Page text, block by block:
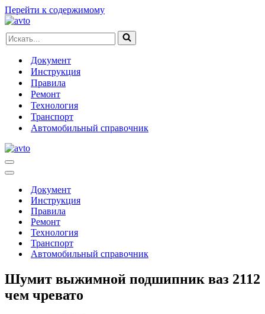
Перейти к содержимому
Искать...
Документ
Инструкция
Правила
Ремонт
Технология
Транспорт
Автомобильный справочник
Меню
навигации
Меню
навигацииДокумент
Инструкция
Правила
Ремонт
Технология
Транспорт
Автомобильный справочник
Шумит выжимной подшипник ваз 2112
чем чревато